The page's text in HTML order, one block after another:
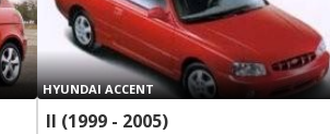
HYUNDAI ACCENT
II (1999 - 2005)